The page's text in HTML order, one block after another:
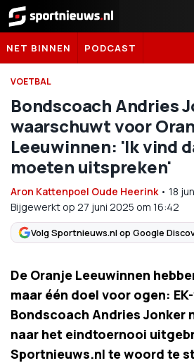
Sportnieuws.nl
NET BINNEN PODCAST
VOETBAL
Bondscoach Andries
waarschuwt voor
Leeuwinnen: 'Ik vind
moeten uitspreken'
Aron Kattenpoel Oude Heerink• 18
Bijgewerkt op 27 juni 2025 om 16:42
Volg Sportnieuws.nl op Google
De Oranje Leeuwinnen
maar één doel voor ogen:
Bondscoach Andries Jonker
naar het eindtoernooi
Sportnieuws.nl te woord te